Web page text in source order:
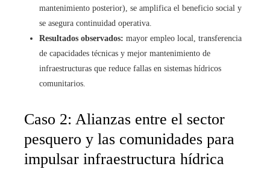
mantenimiento posterior), se amplifica el beneficio social y
se asegura continuidad operativa.
Resultados observados: mayor empleo local, transferencia
de capacidades técnicas y mejor mantenimiento de
infraestructuras que reduce fallas en sistemas hídricos
comunitarios.
Caso 2: Alianzas entre el sector
pesquero y las comunidades para
impulsar infraestructura hídrica